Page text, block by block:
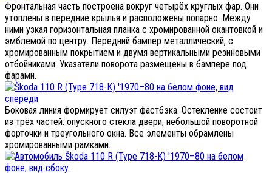
Фронтальная часть построена вокруг четырёх круглых фар. Они
утоплены в передние крылья и расположены попарно. Между
ними узкая горизонтальная планка с хромированной окантовкой и
эмблемой по центру. Передний бампер металлический, с
хромированным покрытием и двумя вертикальными резиновыми
отбойниками. Указатели поворота размещены в бампере под
фарами.
Боковая линия формирует силуэт фастбэка. Остекление состоит
из трёх частей: опускного стекла двери, небольшой поворотной
форточки и треугольного окна. Все элементы обрамлены
хромированными рамками.